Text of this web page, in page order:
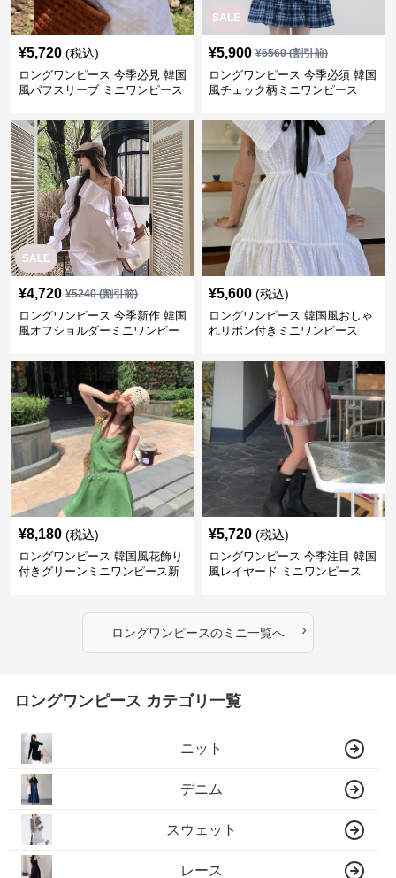
¥5,720 (税込)
ロングワンピース 今季必見 韓国
風パフスリーブ ミニワンピース
SALE
¥5,900 ¥6560(割引前)
ロングワンピース 今季必須 韓国
風チェック柄ミニワンピース
SALE
¥4,720 ¥5240(割引前)
ロングワンピース 今季新作 韓国
風オフショルダーミニワンピー
¥5,600 (税込)
ロングワンピース 韓国風おしゃ
れリボン付きミニワンピース
¥8,180 (税込)
ロングワンピース 韓国風花飾り
付きグリーンミニワンピース新
¥5,720 (税込)
ロングワンピース 今季注目 韓国
風レイヤード ミニワンピース
ロングワンピースのミニ一覧へ ›
ロングワンピース カテゴリ一覧
ニット
デニム
スウェット
レース